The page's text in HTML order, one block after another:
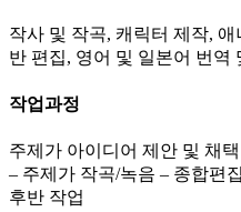
작사 및 작곡, 캐릭터 제작,
반 편집, 영어 및 일본어 번역
작업과정
주제가 아이디어 제안 및 채
– 주제가 작곡/녹음 – 종합편
후반 작업